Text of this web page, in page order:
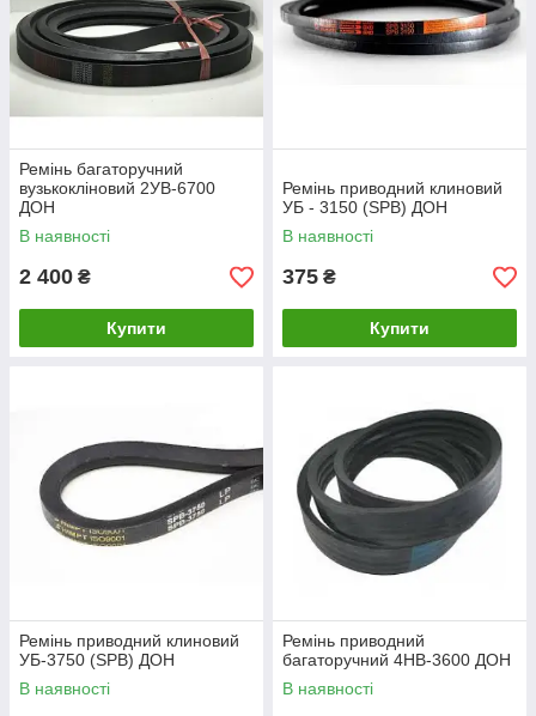
Ремінь багаторучний
вузькокліновий 2УВ-6700
ДОН
В наявності
2 400 ₴
Купити
Ремінь приводний клиновий
УБ - 3150 (SPB) ДОН
В наявності
375 ₴
Купити
Ремінь приводний клиновий
УБ-3750 (SPB) ДОН
В наявності
Ремінь приводний
багаторучний 4НВ-3600 ДОН
В наявності